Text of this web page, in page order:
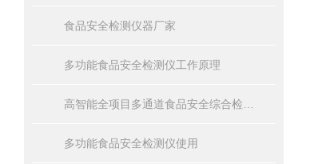
食品安全检测仪器厂家
多功能食品安全检测仪工作原理
多功能食品安全检测仪使用